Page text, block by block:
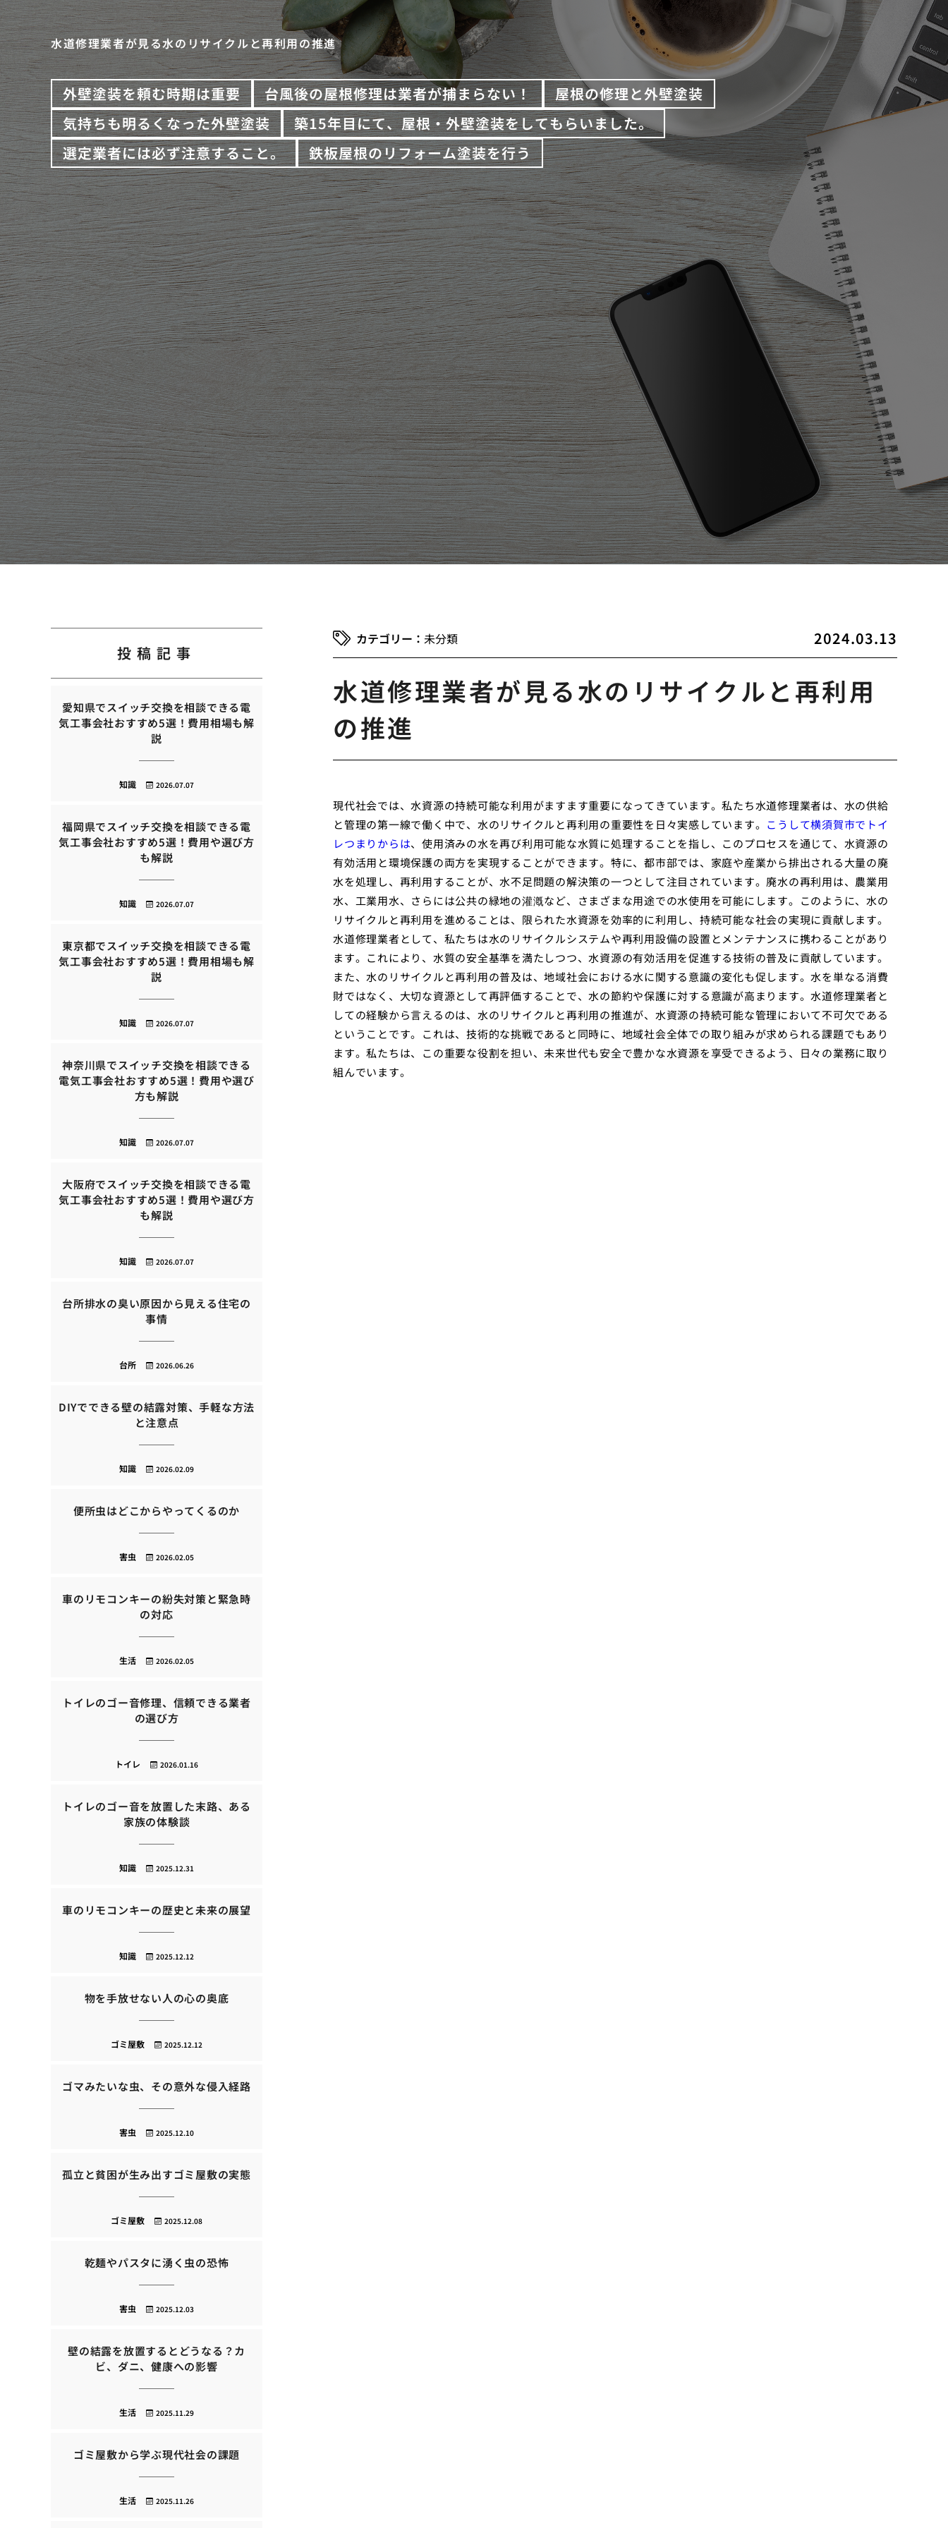
水道修理業者が見る水のリサイクルと再利用の推進
外壁塗装を頼む時期は重要 台風後の屋根修理は業者が捕まらない！
屋根の修理と外壁塗装
気持ちも明るくなった外壁塗装
築15年目にて、屋根・外壁塗装をしてもらいました。
選定業者には必ず注意すること。
鉄板屋根のリフォーム塗装を行う
2024.03.13
未分類
水道修理業者が見る水のリサイクルと再利用
の推進
現代社会では、水資源の持続可能な利用がますます重要になってきています。私たち水道修理業者は、水の供給
と管理の第一線で働く中で、水のリサイクルと再利用の重要性を日々実感しています。 こうして横須賀市でトイ
レつまりからは、使用済みの水を再び利用可能な水質に処理することを指し、このプロセスを通じて、水資源の
有効活用と環境保護の両方を実現することができます。特に、都市部では、家庭や産業から排出される大量の廃
水を処理し、再利用することが、水不足問題の解決策の一つとして注目されています。廃水の再利用は、農業用
水、工業用水、さらには公共の緑地の灌漑など、さまざまな用途での水使用を可能にします。このように、水の
リサイクルと再利用を進めることは、限られた水資源を効率的に利用し、持続可能な社会の実現に貢献します。
水道修理業者として、私たちは水のリサイクルシステムや再利用設備の設置とメンテナンスに携わることがあり
ます。これにより、水質の安全基準を満たしつつ、水資源の有効活用を促進する技術の普及に貢献しています。
また、水のリサイクルと再利用の普及は、地域社会における水に関する意識の変化も促します。水を単なる消費
財ではなく、大切な資源として再評価することで、水の節約や保護に対する意識が高まります。水道修理業者と
しての経験から言えるのは、水のリサイクルと再利用の推進が、水資源の持続可能な管理において不可欠である
ということです。これは、技術的な挑戦であると同時に、地域社会全体での取り組みが求められる課題でもあり
ます。私たちは、この重要な役割を担い、未来世代も安全で豊かな水資源を享受できるよう、日々の業務に取り
組んでいます。
投稿記事
愛知県でスイッチ交換を相談できる電
気工事会社おすすめ5選！費用相場も解
説
2026.07.07
知識
福岡県でスイッチ交換を相談できる電
気工事会社おすすめ5選！費用や選び方
も解説
2026.07.07
知識
東京都でスイッチ交換を相談できる電
気工事会社おすすめ5選！費用相場も解
説
2026.07.07
知識
神奈川県でスイッチ交換を相談できる
電気工事会社おすすめ5選！費用や選び
方も解説
2026.07.07
知識
大阪府でスイッチ交換を相談できる電
気工事会社おすすめ5選！費用や選び方
も解説
2026.07.07
知識
台所排水の臭い原因から見える住宅の
事情
2026.06.26
台所
DIYでできる壁の結露対策、手軽な方法
と注意点
2026.02.09
知識
便所虫はどこからやってくるのか
2026.02.05
害虫
車のリモコンキーの紛失対策と緊急時
の対応
2026.02.05
生活
トイレのゴー音修理、信頼できる業者
の選び方
2026.01.16
トイレ
トイレのゴー音を放置した末路、ある
家族の体験談
2025.12.31
知識
車のリモコンキーの歴史と未来の展望
2025.12.12
知識
物を手放せない人の心の奥底
2025.12.12
ゴミ屋敷
ゴマみたいな虫、その意外な侵入経路
2025.12.10
害虫
孤立と貧困が生み出すゴミ屋敷の実態
2025.12.08
ゴミ屋敷
乾麺やパスタに湧く虫の恐怖
2025.12.03
害虫
壁の結露を放置するとどうなる？カ
ビ、ダニ、健康への影響
2025.11.29
生活
ゴミ屋敷から学ぶ現代社会の課題
2025.11.26
生活